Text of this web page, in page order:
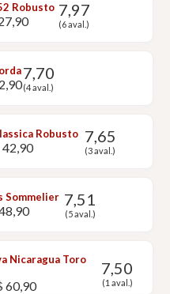
Robusto 7,97
(6 aval.)
7,70
(4 aval.)
Robusto 7,65
(3 aval.)
Sommelier 7,51
(5 aval.)
Nicaragua Toro
60,90
7,50
(1 aval.)